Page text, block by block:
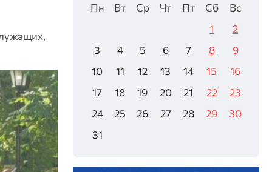
Пн Вт Ср Чт Пт Сб
Вс
1
2
3
4 5 6 7 8
9
10
11 12 13 14 15
16
17
18 19 20 21 22
23
24
25 26 27 28 29
30
31